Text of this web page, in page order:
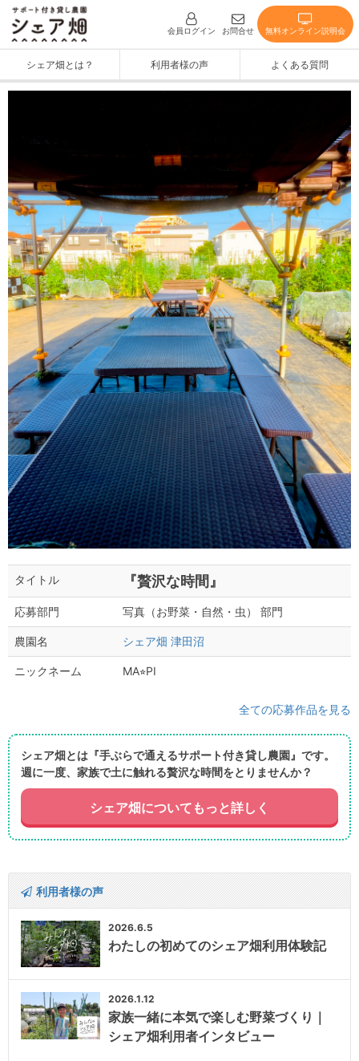
会員ログイン お問合せ 無料オンライン説明会
シェア畑とは？ 利用者様の声 よくある質問
タイトル 『贅沢な時間』
応募部門 写真（お野菜・自然・虫） 部門
農園名 シェア畑 津田沼
ニックネーム MA⭐︎PI
全ての応募作品を見る
シェア畑とは『手ぶらで通えるサポート付き貸し農園』です。
週に一度、家族で土に触れる贅沢な時間をとりませんか？
シェア畑についてもっと詳しく
利用者様の声
2026.6.5
わたしの初めてのシェア畑利用体験記
2026.1.12
家族一緒に本気で楽しむ野菜づくり｜
シェア畑利用者インタビュー